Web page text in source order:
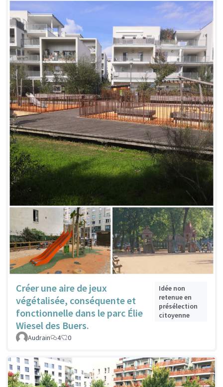
Créer une aire de jeux
végétalisée, conséquente et
fonctionnelle dans le parc Élie
Wiesel des Buers.
Idée non
retenue en
présélection
citoyenne
Audrain 4 0